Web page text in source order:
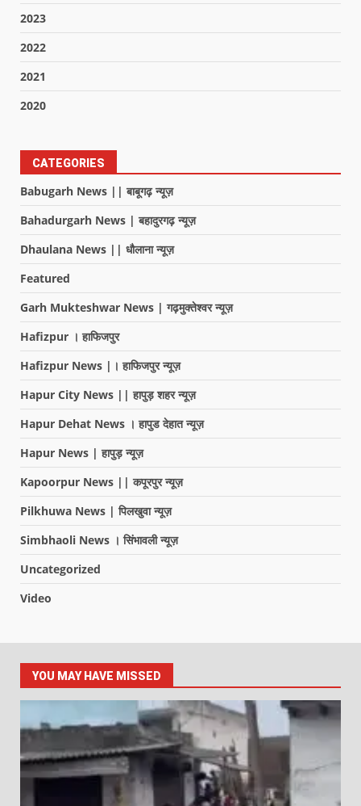
2023
2022
2021
2020
CATEGORIES
Babugarh News || बाबूगढ़ न्यूज़
Bahadurgarh News | बहादुरगढ़ न्यूज़
Dhaulana News || धौलाना न्यूज़
Featured
Garh Mukteshwar News | गढ़मुक्तेश्वर न्यूज़
Hafizpur । हाफिजपुर
Hafizpur News |। हाफिजपुर न्यूज़
Hapur City News || हापुड़ शहर न्यूज़
Hapur Dehat News । हापुड देहात न्यूज़
Hapur News | हापुड़ न्यूज़
Kapoorpur News || कपूरपुर न्यूज़
Pilkhuwa News | पिलखुवा न्यूज़
Simbhaoli News । सिंभावली न्यूज़
Uncategorized
Video
YOU MAY HAVE MISSED